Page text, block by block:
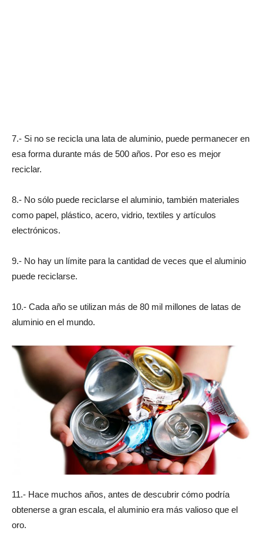
7.- Si no se recicla una lata de aluminio, puede permanecer en
esa forma durante más de 500 años. Por eso es mejor
reciclar.
8.- No sólo puede reciclarse el aluminio, también materiales
como papel, plástico, acero, vidrio, textiles y artículos
electrónicos.
9.- No hay un límite para la cantidad de veces que el aluminio
puede reciclarse.
10.- Cada año se utilizan más de 80 mil millones de latas de
aluminio en el mundo.
11.- Hace muchos años, antes de descubrir cómo podría
obtenerse a gran escala, el aluminio era más valioso que el
oro.